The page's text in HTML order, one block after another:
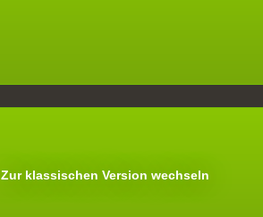
Zur klassischen Version wechseln